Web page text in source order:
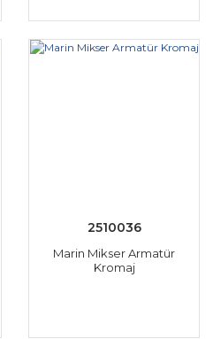
2510036
Marin Mikser Armatür
Kromaj